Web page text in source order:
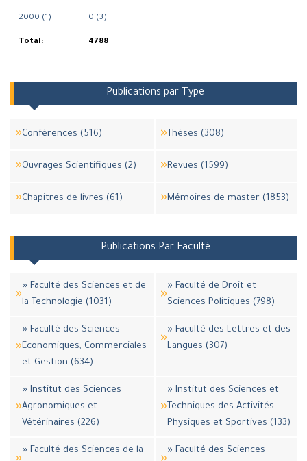
2000 (1) 0 (3)
Total: 4788
Publications par Type
Conférences (516) Thèses (308)
Ouvrages Scientifiques (2) Revues (1599)
Chapitres de livres (61) Mémoires de master (1853)
Publications Par Faculté
» Faculté des Sciences et de
la Technologie (1031)
» Faculté de Droit et
Sciences Politiques (798)
» Faculté des Sciences
Economiques, Commerciales
et Gestion (634)
» Faculté des Lettres et des
Langues (307)
» Institut des Sciences
Agronomiques et
Vétérinaires (226)
» Institut des Sciences et
Techniques des Activités
Physiques et Sportives (133)
» Faculté des Sciences de la » Faculté des Sciences